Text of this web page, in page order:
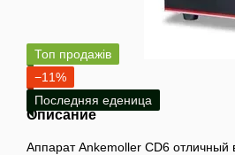
Топ продажів
−11%
Последняя еденица
Описание
Аппарат Ankemoller CD6 отличный